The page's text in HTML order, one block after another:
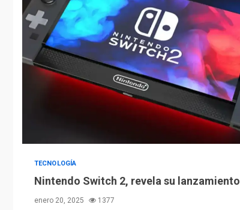
TECNOLOGÍA
Nintendo Switch 2, revela su lanzamiento
enero 20, 2025 1377